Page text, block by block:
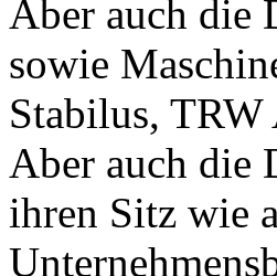
Aber auch die
sowie
Stabilus,
Aber auch die
ihren Sitz wie